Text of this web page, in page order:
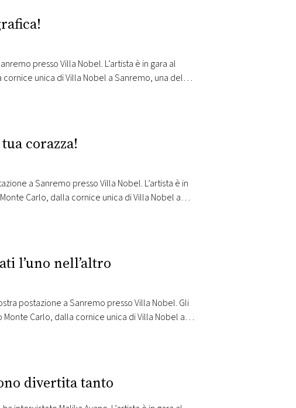
presso Villa Nobel. L’artista è in gara al
unica di Villa Nobel a Sanremo, una delle
musicale più…
corazza!
a Sanremo presso Villa Nobel. L’artista è in
Carlo, dalla cornice unica di Villa Nobel a
nel cuore della…
l’uno nell’altro
postazione a Sanremo presso Villa Nobel. Gli
Monte Carlo, dalla cornice unica di Villa Nobel a
nel cuore della gara…
divertita tanto